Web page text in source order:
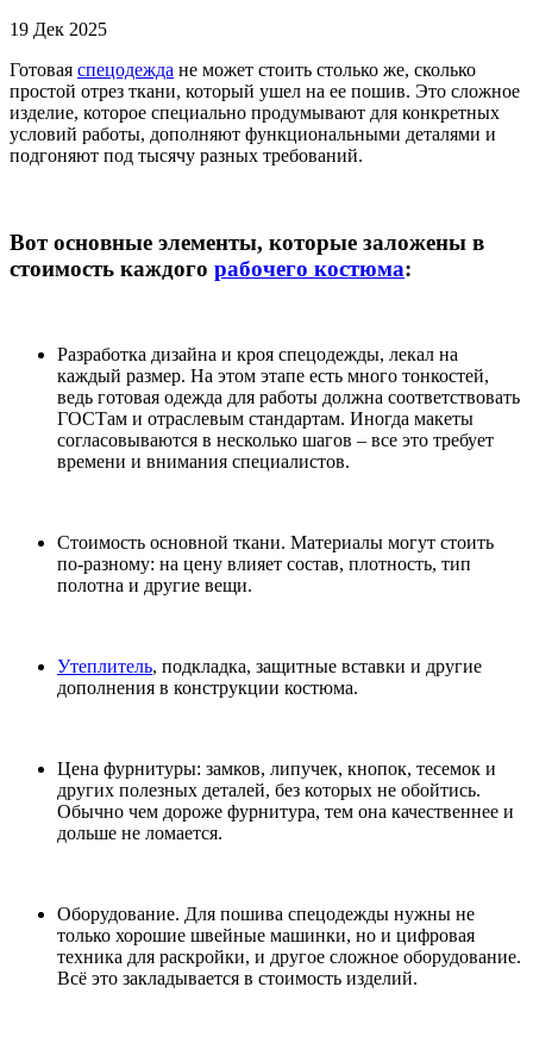
19 Дек 2025
Готовая спецодежда не может стоить столько же, сколько
простой отрез ткани, который ушел на ее пошив. Это сложное
изделие, которое специально продумывают для конкретных
условий работы, дополняют функциональными деталями и
подгоняют под тысячу разных требований.
Вот основные элементы, которые заложены в
стоимость каждого рабочего костюма:
Разработка дизайна и кроя спецодежды, лекал на
каждый размер. На этом этапе есть много тонкостей,
ведь готовая одежда для работы должна соответствовать
ГОСТам и отраслевым стандартам. Иногда макеты
согласовываются в несколько шагов – все это требует
времени и внимания специалистов.
Стоимость основной ткани. Материалы могут стоить
по-разному: на цену влияет состав, плотность, тип
полотна и другие вещи.
Утеплитель, подкладка, защитные вставки и другие
дополнения в конструкции костюма.
Цена фурнитуры: замков, липучек, кнопок, тесемок и
других полезных деталей, без которых не обойтись.
Обычно чем дороже фурнитура, тем она качественнее и
дольше не ломается.
Оборудование. Для пошива спецодежды нужны не
только хорошие швейные машинки, но и цифровая
техника для раскройки, и другое сложное оборудование.
Всё это закладывается в стоимость изделий.